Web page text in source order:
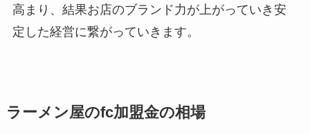
高まり、結果お店のブランド力が上がっていき安
定した経営に繋がっていきます。
ラーメン屋のfc加盟金の相場